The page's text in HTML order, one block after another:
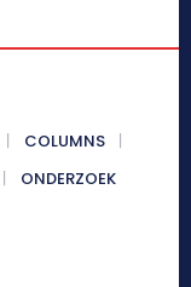
COLUMNS
ONDERZOEK